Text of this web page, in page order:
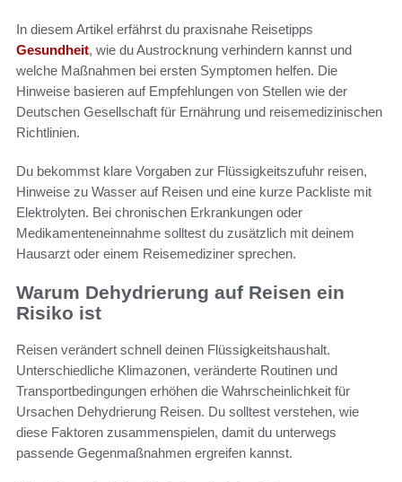
In diesem Artikel erfährst du praxisnahe Reisetipps
Gesundheit, wie du Austrocknung verhindern kannst und
welche Maßnahmen bei ersten Symptomen helfen. Die
Hinweise basieren auf Empfehlungen von Stellen wie der
Deutschen Gesellschaft für Ernährung und reisemedizinischen
Richtlinien.
Du bekommst klare Vorgaben zur Flüssigkeitszufuhr reisen,
Hinweise zu Wasser auf Reisen und eine kurze Packliste mit
Elektrolyten. Bei chronischen Erkrankungen oder
Medikamenteneinnahme solltest du zusätzlich mit deinem
Hausarzt oder einem Reisemediziner sprechen.
Warum Dehydrierung auf Reisen ein
Risiko ist
Reisen verändert schnell deinen Flüssigkeitshaushalt.
Unterschiedliche Klimazonen, veränderte Routinen und
Transportbedingungen erhöhen die Wahrscheinlichkeit für
Ursachen Dehydrierung Reisen. Du solltest verstehen, wie
diese Faktoren zusammenspielen, damit du unterwegs
passende Gegenmaßnahmen ergreifen kannst.